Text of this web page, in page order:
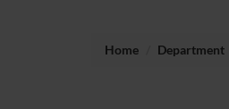
Home Department